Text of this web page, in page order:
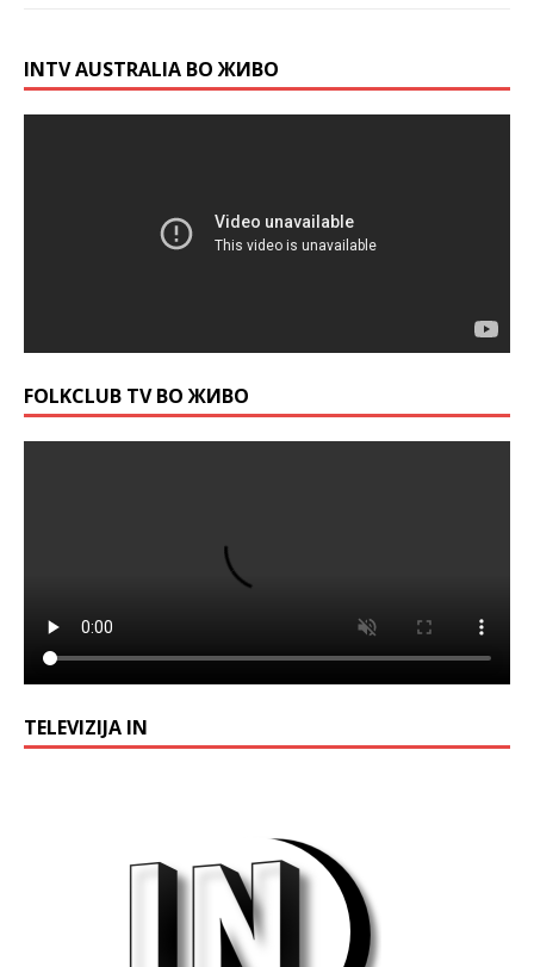
INTV AUSTRALIA ВО ЖИВО
FOLKCLUB TV ВО ЖИВО
TELEVIZIJA IN